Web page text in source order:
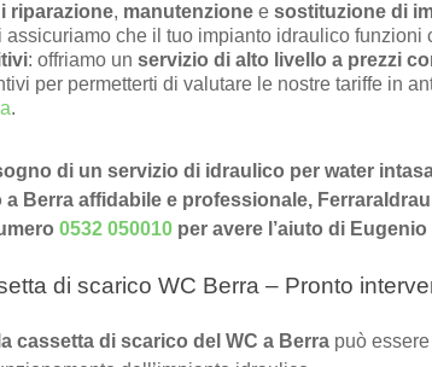
riparazione, manutenzione e sostituzione di
assicuriamo che il tuo impianto idraulico funzioni
: offriamo un servizio di alto livello a prezzi
per permetterti di valutare le nostre tariffe in
.
di un servizio di idraulico per water
Berra affidabile e professionale,
0532 050010 per avere l’aiuto di
di scarico WC Berra – Pronto
cassetta di scarico del WC a Berra può